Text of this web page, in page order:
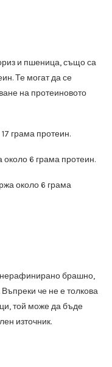
и пшеница, също са
Те могат да се
на протеиновото
грама протеин.
6 грама протеин.
около 6 грама
нерафинирано брашно,
че не е толкова
той може да бъде
източник.